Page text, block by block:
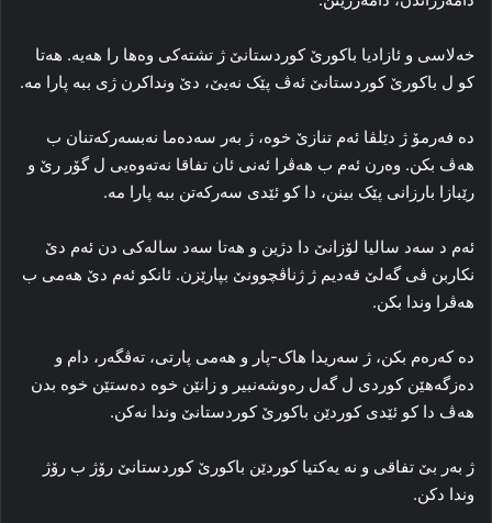
خه‌لاسی و ئازادیا باکورێ کوردستانێ ژ تشته‌کی وه‌ها را هه‌یه‌. هه‌تا
کو ل باکورێ کوردستانێ ئه‌ڤ پێک نه‌یێ، دێ ونداکرن ژی ببه‌ پارا مه‌.
ده‌ فه‌رمۆ ژ دێلڤا ئه‌م تنازێ خوه‌، ژ به‌ر سه‌ده‌ما نه‌بسه‌رکه‌تنان ب
هه‌ڤ بکن. وه‌رن ئه‌م ب هه‌ڤرا ئه‌نی ئان تفاقا نه‌ته‌وه‌یی ل گۆر رێ و
رێبازا بارزانی پێک بینن، دا کو ئێدی سه‌رکه‌تن ببه‌ پارا مه‌.
ئه‌م د سه‌د سالیا لۆزانێ دا دژین و هه‌تا سه‌د ساله‌کی دن ئه‌م دێ
نکاربن ڤی گه‌لێ قه‌دیم ژ ژناڤچوونێ بپارێزن. ئانکو ئه‌م دێ هه‌می ب
هه‌ڤرا وندا بکن.
ده‌ که‌ره‌م بکن، ژ سه‌ریدا هاک-پار و هه‌می پارتی، ته‌ڤگه‌ر، دام و
ده‌زگه‌هێن کوردی ل گه‌ل ره‌وشه‌نبیر و زانێن خوه‌ ده‌ستێن خوه‌ بدن
هه‌ڤ دا کو ئێدی کوردێن باکورێ کوردستانێ وندا نه‌کن.
ژ به‌ر بێ تفاقی و نه‌ یه‌کتیا کوردێن باکورێ کوردستانێ رۆژ ب رۆژ
وندا دکن.